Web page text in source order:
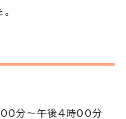
00分～午後4時00分